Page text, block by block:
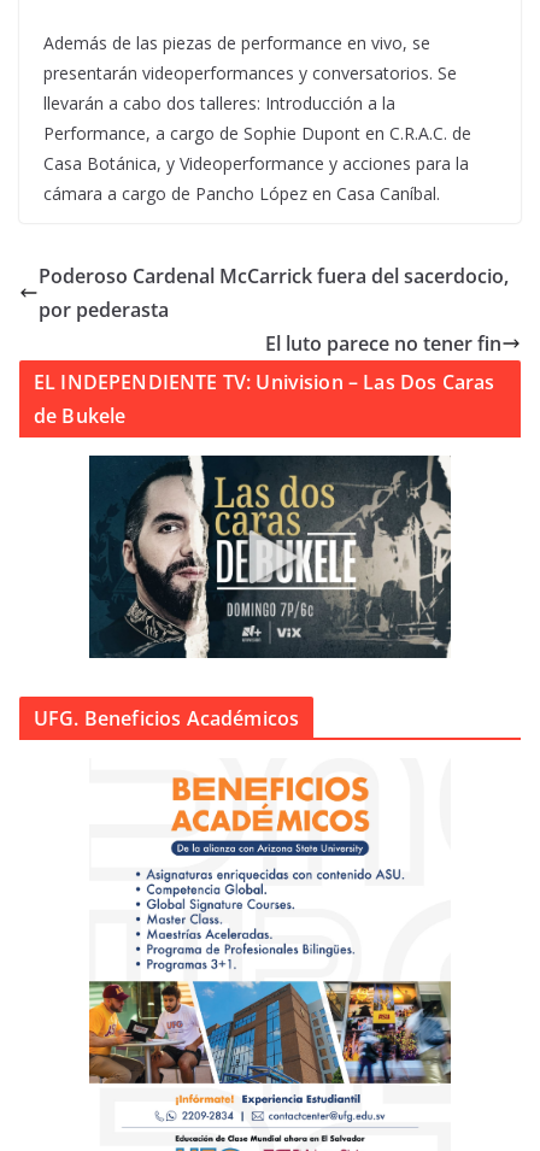
Además de las piezas de performance en vivo, se
presentarán videoperformances y conversatorios. Se
llevarán a cabo dos talleres: Introducción a la
Performance, a cargo de Sophie Dupont en C.R.A.C. de
Casa Botánica, y Videoperformance y acciones para la
cámara a cargo de Pancho López en Casa Caníbal.
Poderoso Cardenal McCarrick fuera del sacerdocio,
por pederasta
El luto parece no tener fin
EL INDEPENDIENTE TV: Univision – Las Dos Caras
de Bukele
UFG. Beneficios Académicos